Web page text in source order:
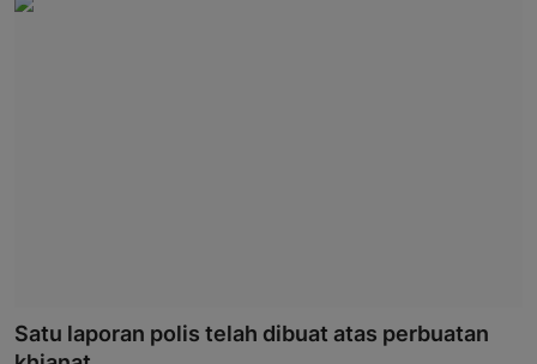
Satu laporan polis telah dibuat atas perbuatan